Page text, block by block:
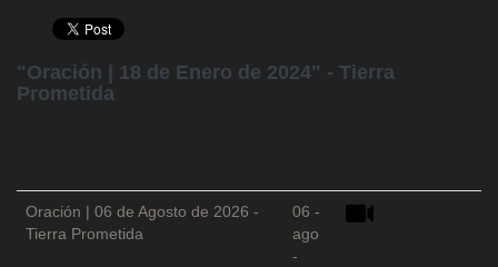
"Oración | 18 de Enero de 2024" - Tierra
Prometida
Oración | 06 de Agosto de 2026 -
Tierra Prometida
06 -
ago
-